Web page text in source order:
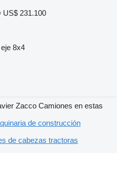
US$ 231.100
8x4
Zacco Camiones en estas
de construcción
de cabezas tractoras